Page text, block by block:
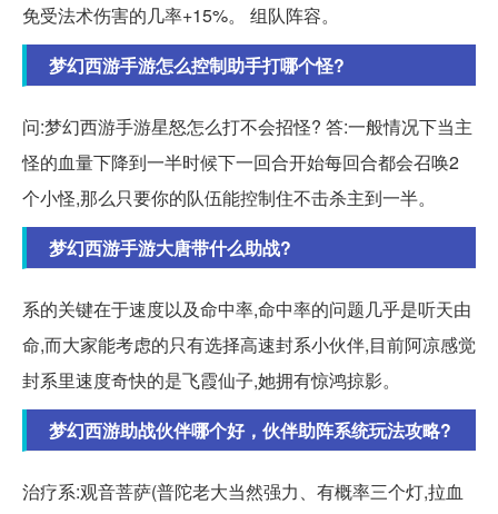
免受法术伤害的几率+15%。 组队阵容。
梦幻西游手游怎么控制助手打哪个怪?
问:梦幻西游手游星怒怎么打不会招怪? 答:一般情况下当主
怪的血量下降到一半时候下一回合开始每回合都会召唤2
个小怪,那么只要你的队伍能控制住不击杀主到一半。
梦幻西游手游大唐带什么助战?
系的关键在于速度以及命中率,命中率的问题几乎是听天由
命,而大家能考虑的只有选择高速封系小伙伴,目前阿凉感觉
封系里速度奇快的是飞霞仙子,她拥有惊鸿掠影。
梦幻西游助战伙伴哪个好，伙伴助阵系统玩法攻略?
治疗系:观音菩萨(普陀老大当然强力、有概率三个灯,拉血